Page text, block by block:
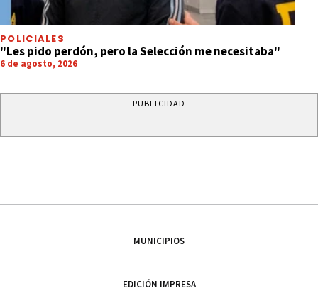
POLICIALES
"Les pido perdón, pero la Selección me necesitaba"
6 de agosto, 2026
PUBLICIDAD
MUNICIPIOS
EDICIÓN IMPRESA